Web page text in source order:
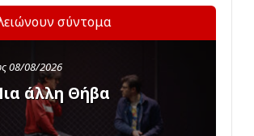
σύντομα
08/08/2026
άλλη Θήβα